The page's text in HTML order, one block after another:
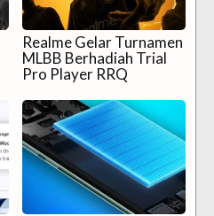
Realme Gelar Turnamen
MLBB Berhadiah Trial
Pro Player RRQ